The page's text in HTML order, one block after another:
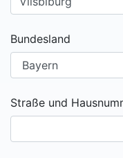
Bundesland
Straße und